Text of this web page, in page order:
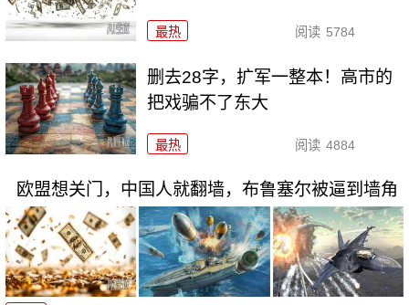
最热 阅读 5784
删去28字，扩军一整本！高市的
把戏骗不了东大
最热 阅读 4884
欧盟想关门，中国人就翻墙，布鲁塞尔被逼到墙角